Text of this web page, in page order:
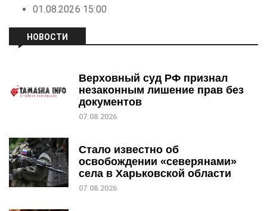
01.08.2026 15:00
НОВОСТИ
Верховный суд РФ признал
незаконным лишение прав без
документов
07.08.2026
Стало известно об
освобождении «северянами»
села в Харьковской области
07.08.2026